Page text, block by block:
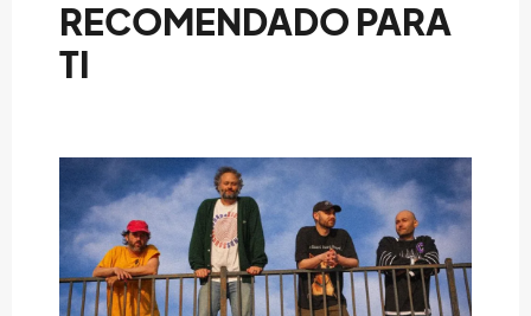
RECOMENDADO PARA
TI